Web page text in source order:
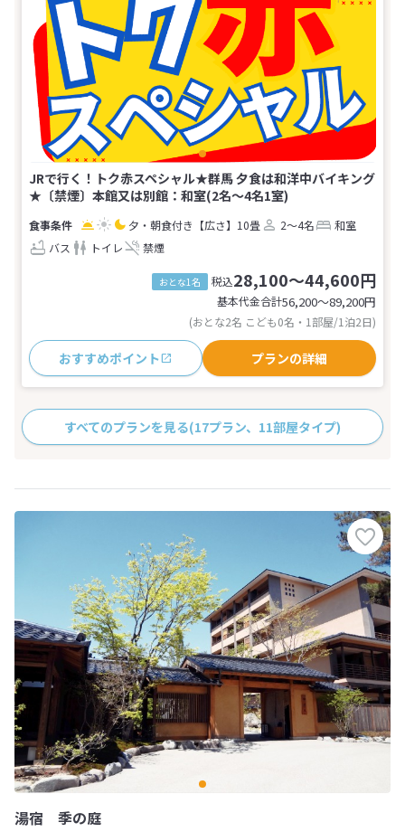
JRで行く！トク赤スペシャル★群馬 夕食は和洋中バイキング
★〔禁煙〕本館又は別館：和室(2名～4名1室)
夕・朝食付き 【広さ】10畳 2～4名
和室
バス
トイレ 禁煙
おとな1名 税込28,100～44,600円
基本代金合計56,200〜89,200円
(おとな2名 こども0名・1部屋/1泊2日)
おすすめポイント プランの詳細
すべてのプランを見る(17プラン、11部屋タイプ)
湯宿 季の庭